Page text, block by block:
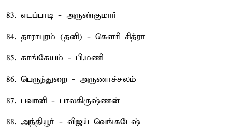
83. எடப்பாடி - அருண்குமார்
84. தாராபுரம் (தனி) - கௌரி சித்ரா
85. காங்கேயம் - பி.மணி
86. பெருந்துறை - அருணாச்சலம்
87. பவானி - பாலகிருஷ்ணன்
88. அந்தியூர் - விஜய் வெங்கடேஷ்